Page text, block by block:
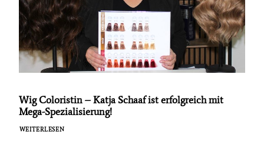
Wig Coloristin – Katja Schaaf ist erfolgreich mit
Mega-Spezialisierung!
WEITERLESEN